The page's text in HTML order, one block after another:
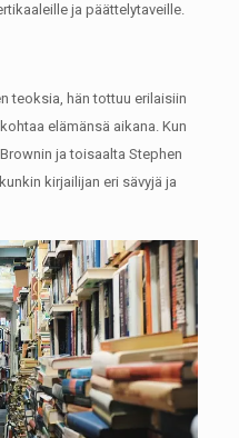
ja päättelytaveille.
teoksia, hän tottuu erilaisiin
elämänsä aikana.Kun
ja toisaalta Stephen
kirjailijan eri sävyjä ja